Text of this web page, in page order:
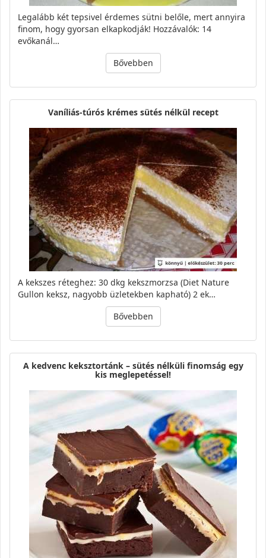
Legalább két tepsivel érdemes sütni belőle, mert annyira
finom, hogy gyorsan elkapkodják! Hozzávalók: 14
evőkanál…
Bővebben
Vaníliás-túrós krémes sütés nélkül recept
A kekszes réteghez: 30 dkg kekszmorzsa (Diet Nature
Gullon keksz, nagyobb üzletekben kapható) 2 ek…
Bővebben
A kedvenc keksztortánk – sütés nélküli finomság egy
kis meglepetéssel!